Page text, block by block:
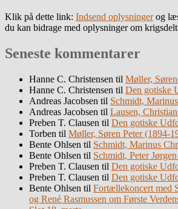
Klik på dette link: Indsend oplysningerog
du kan bidrage med oplysninger om
Seneste kommentarer
Hanne C. Christensen til Møller,
Hanne C. Christensen til Den gotiske
Andreas Jacobsen til Schmidt,
Andreas Jacobsen til Lausen,
Preben T. Clausen til Den gotiske
Torben til Møller, Søren Peter (1894-
Bente Ohlsen til Schmidt, Marinus
Bente Ohlsen til Schmidt, Peter
Preben T. Clausen til Den gotiske
Preben T. Clausen til Den gotiske
Bente Ohlsen til Fortællekoncert med
og René Rasmussen om Første